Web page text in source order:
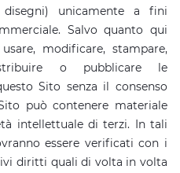
unicamente a fini
Salvo quanto qui
modificare, stampare,
o pubblicare le
Sito senza il consenso
può contenere materiale
intellettuale di terzi. In tali
essere verificati con i
diritti quali di volta in volta